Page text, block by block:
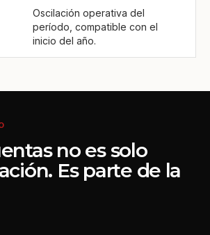
Oscilación operativa del
período, compatible con el
inicio del año.
no es solo
Es parte de la